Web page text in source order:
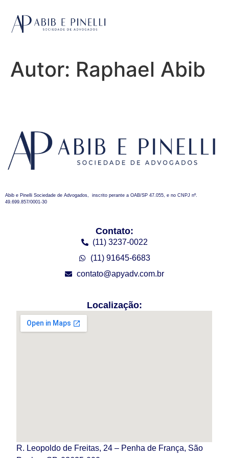
Autor: Raphael Abib
Abib e Pinelli Sociedade de Advogados, inscrito perante a OAB/SP 47.055, e no CNPJ nº.
49.699.857/0001-30
Contato:
(11) 3237-0022
(11) 91645-6683
contato@apyadv.com.br
Localização:
R. Leopoldo de Freitas, 24 – Penha de França, São